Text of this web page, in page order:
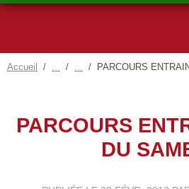
Accueil PARCOURS
PARCOURS
DU